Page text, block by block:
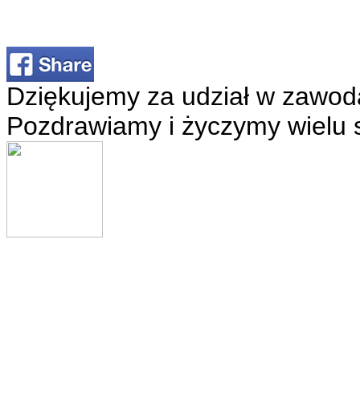
Dziękujemy za udział w
Pozdrawiamy i życzymy wielu